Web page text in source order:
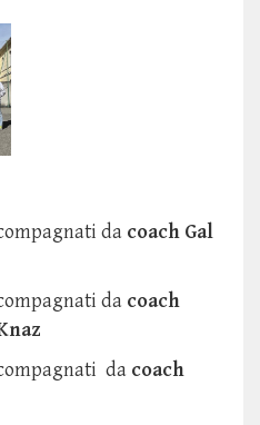
da coach Gal
da coach
da coach